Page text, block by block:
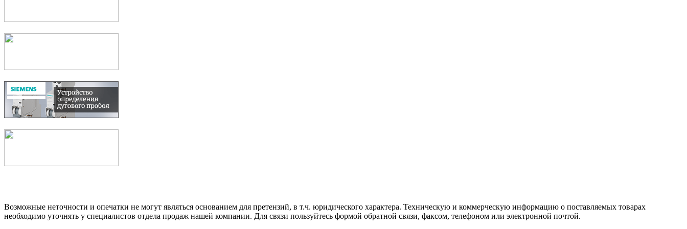
Возможные неточности и опечатки не могут являться основанием для претензий, в т.ч. юридического характера. Техническую и коммерческую информацию о поставляемых товарах
необходимо уточнять у специалистов отдела продаж нашей компании. Для связи пользуйтесь формой обратной связи, факсом, телефоном или электронной почтой.